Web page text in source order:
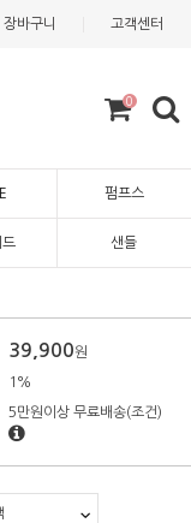
장바구니 고객센터
0
펌프스
드 샌들
39,900원
1%
5만원이상 무료배송(조건)